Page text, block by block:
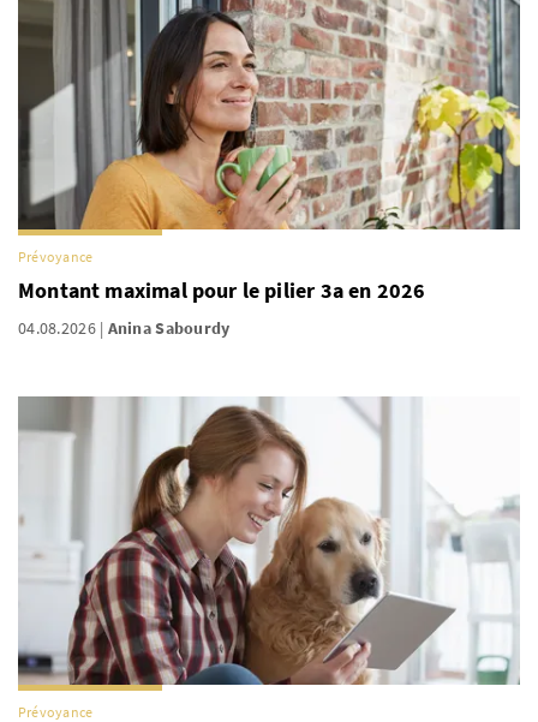
Prévoyance
Montant maximal pour le pilier 3a en 2026
04.08.2026 Anina Sabourdy
Prévoyance